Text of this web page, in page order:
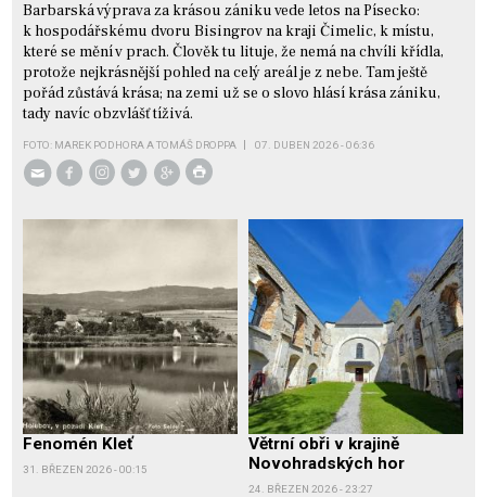
Barbarská výprava za krásou zániku vede letos na Písecko:
k hospodářskému dvoru Bisingrov na kraji Čimelic, k místu,
které se mění v prach. Člověk tu lituje, že nemá na chvíli křídla,
protože nejkrásnější pohled na celý areál je z nebe. Tam ještě
pořád zůstává krása; na zemi už se o slovo hlásí krása zániku,
tady navíc obzvlášť tíživá.
FOTO: MAREK PODHORA A TOMÁŠ DROPPA 07. DUBEN 2026 - 06:36
Fenomén Kleť
31. BŘEZEN 2026 - 00:15
Větrní obři v krajině
Novohradských hor
24. BŘEZEN 2026 - 23:27